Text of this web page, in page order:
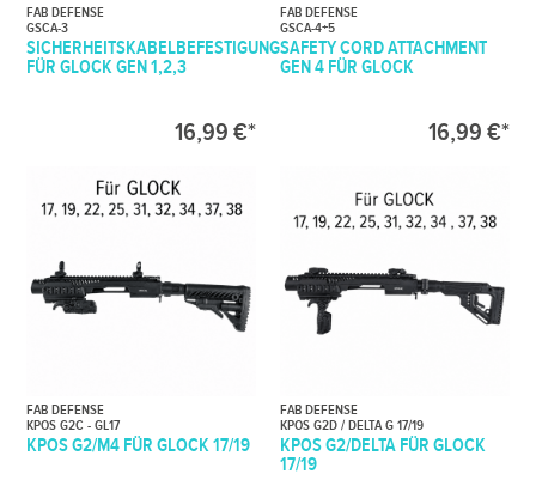
FAB DEFENSE
GSCA-3
SICHERHEITSKABELBEFESTIGUNG
FÜR GLOCK GEN 1,2,3
16,99 €*
FAB DEFENSE
GSCA-4+5
SAFETY CORD ATTACHMENT
GEN 4 FÜR GLOCK
16,99 €*
FAB DEFENSE
KPOS G2C - GL17
KPOS G2/M4 FÜR GLOCK 17/19
FAB DEFENSE
KPOS G2D / DELTA G 17/19
KPOS G2/DELTA FÜR GLOCK
17/19